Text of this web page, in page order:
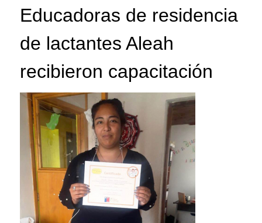
Educadoras de residencia
de lactantes Aleah
recibieron capacitación